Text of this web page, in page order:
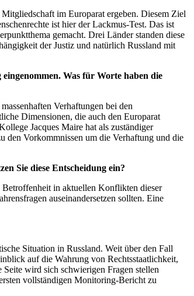
im Europarat ergeben. Diesem Ziel
ist hier der Lackmus-Test. Das ist
gemacht. Drei Länder standen diese
der Justiz und natürlich Russland mit
Was für Worte haben die
Verhaftungen bei den
Dimensionen, die auch den Europarat
Jacques Maire hat als zuständiger
den Vorkommnissen um die Verhaftung und die
Sie diese Entscheidung ein?
in aktuellen Konflikten dieser
auseinandersetzen sollten. Eine
Situation in Russland. Weit über den Fall
auf die Wahrung von Rechtsstaatlichkeit,
wird sich schwierigen Fragen stellen
vollständigen Monitoring-Bericht zu